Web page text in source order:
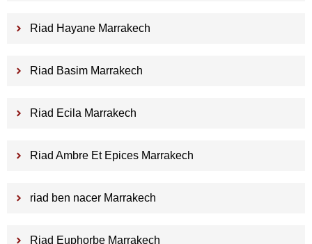
Riad Hayane Marrakech
Riad Basim Marrakech
Riad Ecila Marrakech
Riad Ambre Et Epices Marrakech
riad ben nacer Marrakech
Riad Euphorbe Marrakech